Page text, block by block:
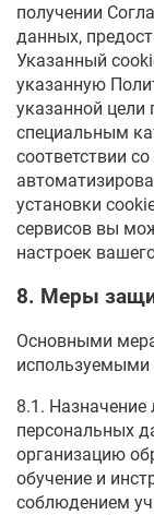
получении
данных,
Указанный
указанную
указанной цели
специальным
соответствии
установки
сервисов вы
настроек
8. Меры
Основными
используемыми
8.1. Назначение
персональных
организацию
обучение и
соблюдением